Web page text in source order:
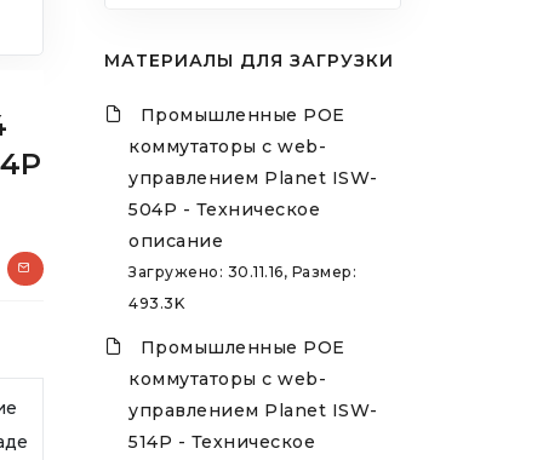
МАТЕРИАЛЫ ДЛЯ ЗАГРУЗКИ
Промышленные POE
коммутаторы с web-
управлением Planet ISW-
504P - Техническое
описание
Загружено: 30.11.16, Размер:
493.3K
Промышленные POE
коммутаторы с web-
управлением Planet ISW-
514P - Техническое